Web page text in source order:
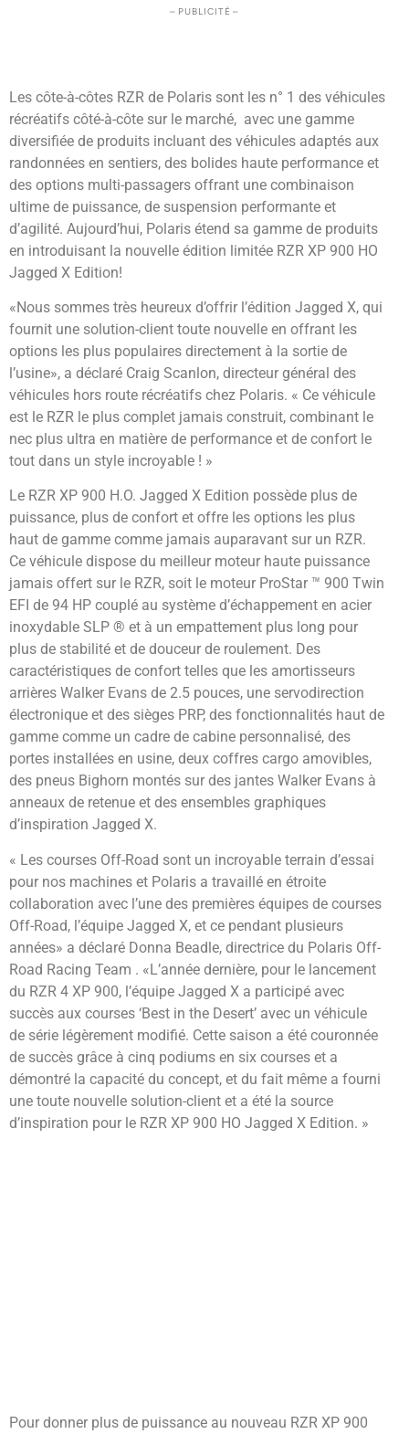
– PUBLICITÉ –
Les côte-à-côtes RZR de Polaris sont les n° 1 des véhicules
récréatifs côté-à-côte sur le marché, avec une gamme
diversifiée de produits incluant des véhicules adaptés aux
randonnées en sentiers, des bolides haute performance et
des options multi-passagers offrant une combinaison
ultime de puissance, de suspension performante et
d’agilité. Aujourd’hui, Polaris étend sa gamme de produits
en introduisant la nouvelle édition limitée RZR XP 900 HO
Jagged X Edition!
«Nous sommes très heureux d’offrir l’édition Jagged X, qui
fournit une solution-client toute nouvelle en offrant les
options les plus populaires directement à la sortie de
l’usine», a déclaré Craig Scanlon, directeur général des
véhicules hors route récréatifs chez Polaris. « Ce véhicule
est le RZR le plus complet jamais construit, combinant le
nec plus ultra en matière de performance et de confort le
tout dans un style incroyable ! »
Le RZR XP 900 H.O. Jagged X Edition possède plus de
puissance, plus de confort et offre les options les plus
haut de gamme comme jamais auparavant sur un RZR.
Ce véhicule dispose du meilleur moteur haute puissance
jamais offert sur le RZR, soit le moteur ProStar ™ 900 Twin
EFI de 94 HP couplé au système d’échappement en acier
inoxydable SLP ® et à un empattement plus long pour
plus de stabilité et de douceur de roulement. Des
caractéristiques de confort telles que les amortisseurs
arrières Walker Evans de 2.5 pouces, une servodirection
électronique et des sièges PRP, des fonctionnalités haut de
gamme comme un cadre de cabine personnalisé, des
portes installées en usine, deux coffres cargo amovibles,
des pneus Bighorn montés sur des jantes Walker Evans à
anneaux de retenue et des ensembles graphiques
d’inspiration Jagged X.
« Les courses Off-Road sont un incroyable terrain d’essai
pour nos machines et Polaris a travaillé en étroite
collaboration avec l’une des premières équipes de courses
Off-Road, l’équipe Jagged X, et ce pendant plusieurs
années» a déclaré Donna Beadle, directrice du Polaris Off-
Road Racing Team . «L’année dernière, pour le lancement
du RZR 4 XP 900, l’équipe Jagged X a participé avec
succès aux courses ‘Best in the Desert’ avec un véhicule
de série légèrement modifié. Cette saison a été couronnée
de succès grâce à cinq podiums en six courses et a
démontré la capacité du concept, et du fait même a fourni
une toute nouvelle solution-client et a été la source
d’inspiration pour le RZR XP 900 HO Jagged X Edition. »
Pour donner plus de puissance au nouveau RZR XP 900